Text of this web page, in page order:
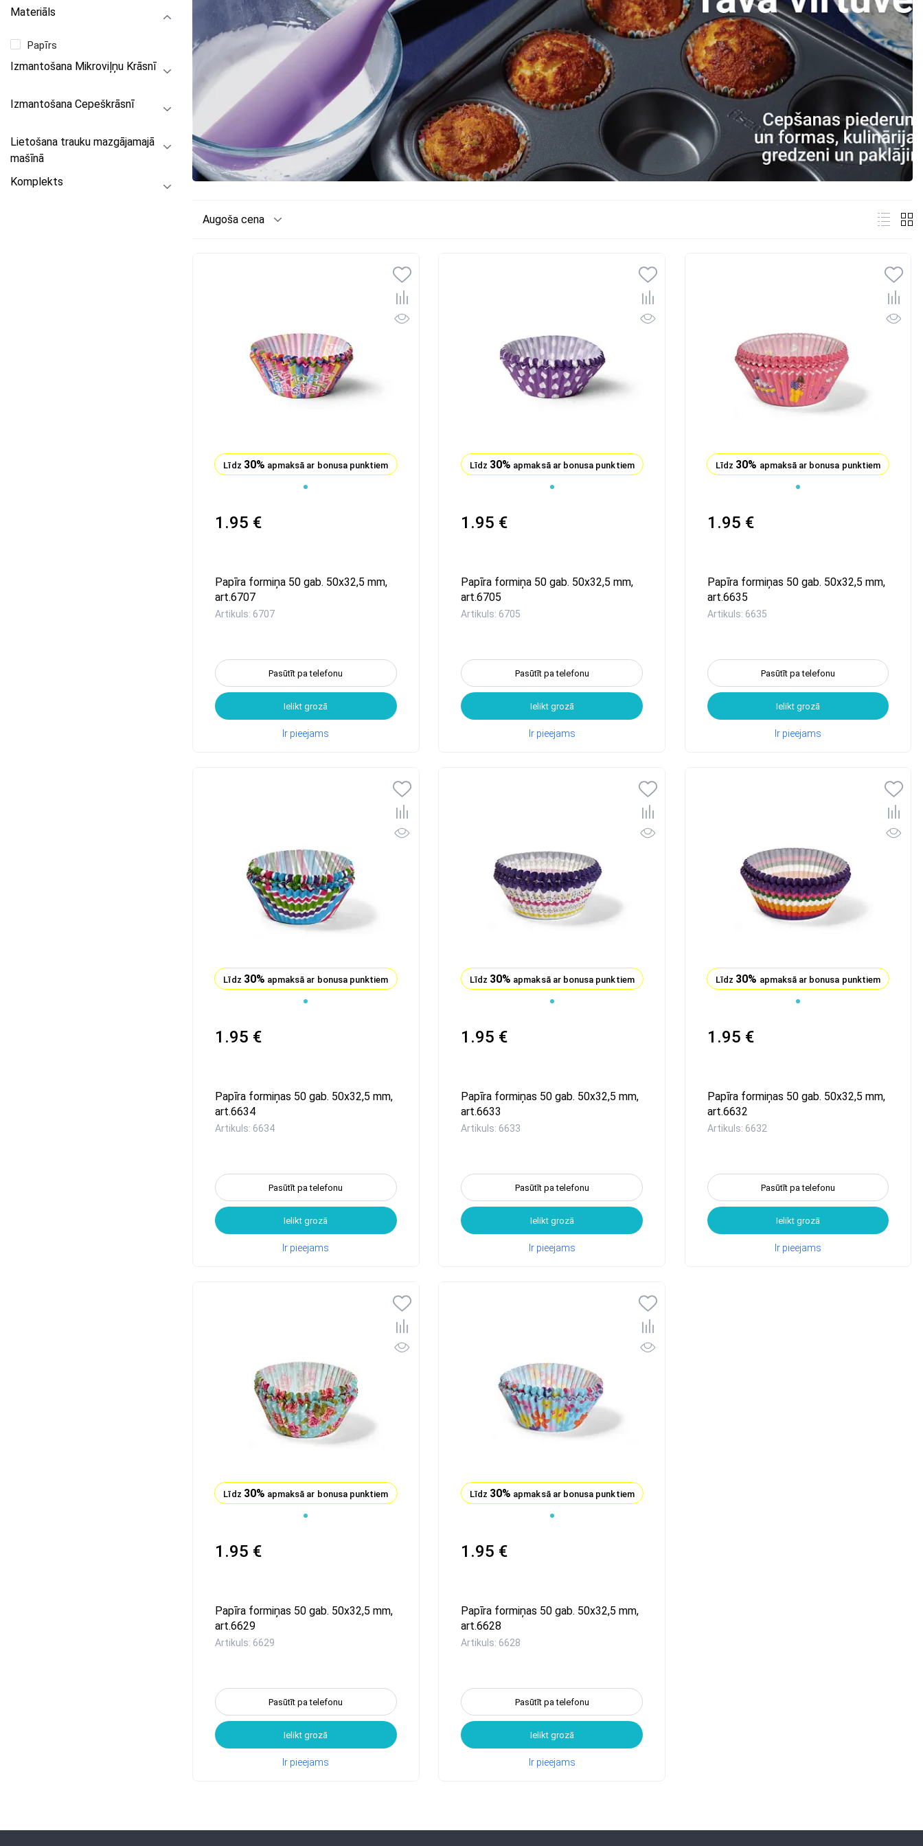
Materiāls
Papīrs
Izmantošana Mikroviļņu Krāsnī
Izmantošana Cepeškrāsnī
Lietošana trauku mazgājamajā
mašīnā
Komplekts
Augoša cena
Līdz 30% apmaksā ar bonusa punktiem
1.95 €
Papīra formiņa 50 gab. 50x32,5 mm,
art.6707
Artikuls: 6707
Pasūtīt pa telefonu
Ielikt grozā
Ir pieejams
Līdz 30% apmaksā ar bonusa punktiem
1.95 €
Papīra formiņa 50 gab. 50x32,5 mm,
art.6705
Artikuls: 6705
Pasūtīt pa telefonu
Ielikt grozā
Ir pieejams
Līdz 30% apmaksā ar bonusa punktiem
1.95 €
Papīra formiņas 50 gab. 50x32,5 mm,
art.6635
Artikuls: 6635
Pasūtīt pa telefonu
Ielikt grozā
Ir pieejams
Līdz 30% apmaksā ar bonusa punktiem
1.95 €
Papīra formiņas 50 gab. 50x32,5 mm,
art.6634
Artikuls: 6634
Pasūtīt pa telefonu
Ielikt grozā
Ir pieejams
Līdz 30% apmaksā ar bonusa punktiem
1.95 €
Papīra formiņas 50 gab. 50x32,5 mm,
art.6633
Artikuls: 6633
Pasūtīt pa telefonu
Ielikt grozā
Ir pieejams
Līdz 30% apmaksā ar bonusa punktiem
1.95 €
Papīra formiņas 50 gab. 50x32,5 mm,
art.6632
Artikuls: 6632
Pasūtīt pa telefonu
Ielikt grozā
Ir pieejams
Līdz 30% apmaksā ar bonusa punktiem
1.95 €
Papīra formiņas 50 gab. 50x32,5 mm,
art.6629
Artikuls: 6629
Pasūtīt pa telefonu
Ielikt grozā
Ir pieejams
Līdz 30% apmaksā ar bonusa punktiem
1.95 €
Papīra formiņas 50 gab. 50x32,5 mm,
art.6628
Artikuls: 6628
Pasūtīt pa telefonu
Ielikt grozā
Ir pieejams